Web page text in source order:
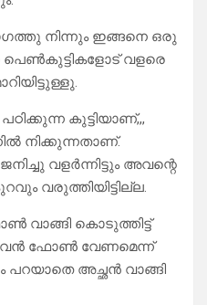
നിന്നും ഇങ്ങനെ ഒരു
വളരെ
കുട്ടിയാണ്,,,
നിക്കുന്നതാണ്.
വളർന്നിട്ടും അവന്റെ
വരുത്തിയിട്ടില്ല.
വാങ്ങി കൊടുത്തിട്ട്
ഫോൺ വേണമെന്ന്
അച്ഛൻ വാങ്ങി